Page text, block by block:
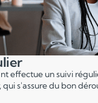
cours
pédagogique vous met
adapté en fonction